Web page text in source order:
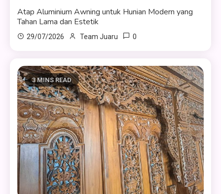
Atap Aluminium Awning untuk Hunian Modern yang
Tahan Lama dan Estetik
29/07/2026 Team Juaru 0
3 MINS READ